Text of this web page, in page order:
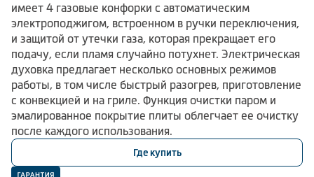
имеет 4 газовые конфорки с автоматическим
электроподжигом, встроенном в ручки переключения,
и защитой от утечки газа, которая прекращает его
подачу, если пламя случайно потухнет. Электрическая
духовка предлагает несколько основных режимов
работы, в том числе быстрый разогрев, приготовление
с конвекцией и на гриле. Функция очистки паром и
эмалированное покрытие плиты облегчает ее очистку
после каждого использования.
Где купить